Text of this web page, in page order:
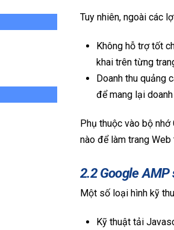
Tuy nhiên, ngoài các
Không hỗ trợ tốt
khai trên từng
Doanh thu quảng
để mang lại
Phụ thuộc vào bộ
nào để làm trang Web
2.2 Google
Một số loại hình kỹ
Kỹ thuật tải